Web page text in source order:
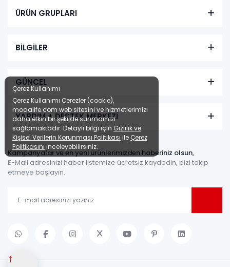
↑
ÜRÜN GRUPLARI
BİLGİLER
GÜNCEL
YARDIM + DESTEK MERKEZİ
Kampanyalar ve en yeni ürünlerimizden haberiniz olsun,
E-Mail adresinizi haber listemize ücretsiz kaydedin, bizi takip
etmeye başlayın.
Çerez Kullanımı
Çerez Kullanımı Çerezler (cookie),
modalife.com web sitesini ve hizmetlerimizi
daha etkin bir şekilde sunmamızı
sağlamaktadır. Detaylı bilgi için Gizlilik ve
Kişisel Verilerin Korunması Politikası ile Çerez
Politikasını inceleyebilirsiniz.